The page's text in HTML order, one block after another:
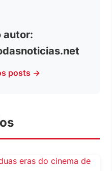
autor:
posts →